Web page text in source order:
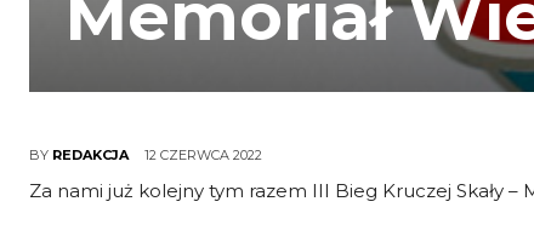
Memoriał
BY REDAKCJA 12 CZERWCA 2022
Za nami już kolejny tym razem III Bieg Kruczej Skały –